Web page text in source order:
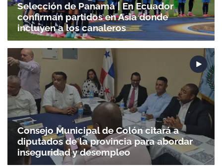
Selección de Panamá | En Ecuador
confirman partidos en Asia donde
incluyen a los canaleros
Consejo Municipal de Colón citará a
diputados de la provincia para abordar
inseguridad y desempleo